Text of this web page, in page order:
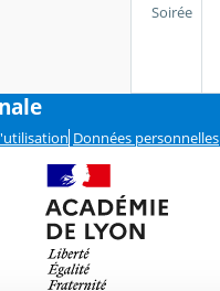
Soirée
Données personnelles